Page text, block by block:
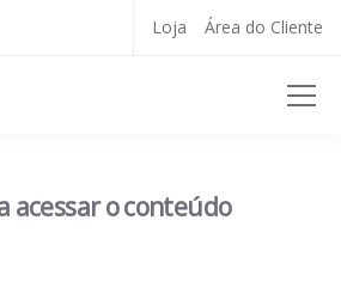
Loja Área do Cliente
acessar o conteúdo